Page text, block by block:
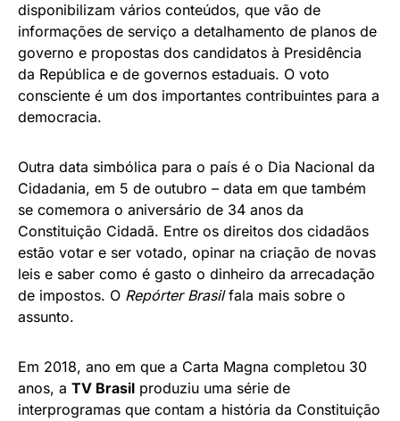
disponibilizam vários conteúdos, que vão de
informações de serviço a detalhamento de planos de
governo e propostas dos candidatos à Presidência
da República e de governos estaduais. O voto
consciente é um dos importantes contribuintes para a
democracia.
Outra data simbólica para o país é o Dia Nacional da
Cidadania, em 5 de outubro – data em que também
se comemora o aniversário de 34 anos da
Constituição Cidadã. Entre os direitos dos cidadãos
estão votar e ser votado, opinar na criação de novas
leis e saber como é gasto o dinheiro da arrecadação
de impostos. O Repórter Brasilfala mais sobre o
assunto.
Em 2018, ano em que a Carta Magna completou 30
anos, a TV Brasil produziu uma série de
interprogramas que contam a história da Constituição